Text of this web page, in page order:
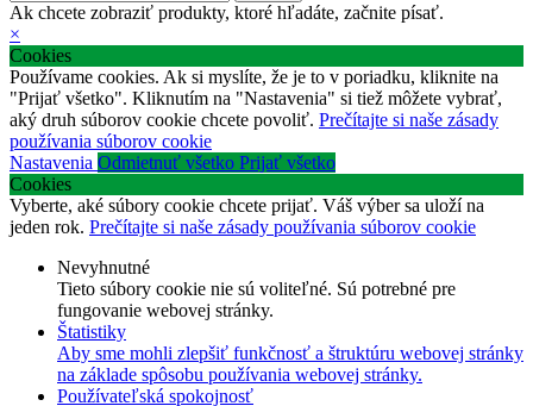
Ak chcete zobraziť produkty, ktoré hľadáte, začnite písať.
×
Cookies
Používame cookies. Ak si myslíte, že je to v poriadku, kliknite na
"Prijať všetko". Kliknutím na "Nastavenia" si tiež môžete vybrať,
aký druh súborov cookie chcete povoliť. Prečítajte si naše zásady
používania súborov cookie
Nastavenia Odmietnuť všetko Prijať všetko
Cookies
Vyberte, aké súbory cookie chcete prijať. Váš výber sa uloží na
jeden rok. Prečítajte si naše zásady používania súborov cookie
Nevyhnutné
Tieto súbory cookie nie sú voliteľné. Sú potrebné pre
fungovanie webovej stránky.
Štatistiky
Aby sme mohli zlepšiť funkčnosť a štruktúru webovej stránky
na základe spôsobu používania webovej stránky.
Používateľská spokojnosť